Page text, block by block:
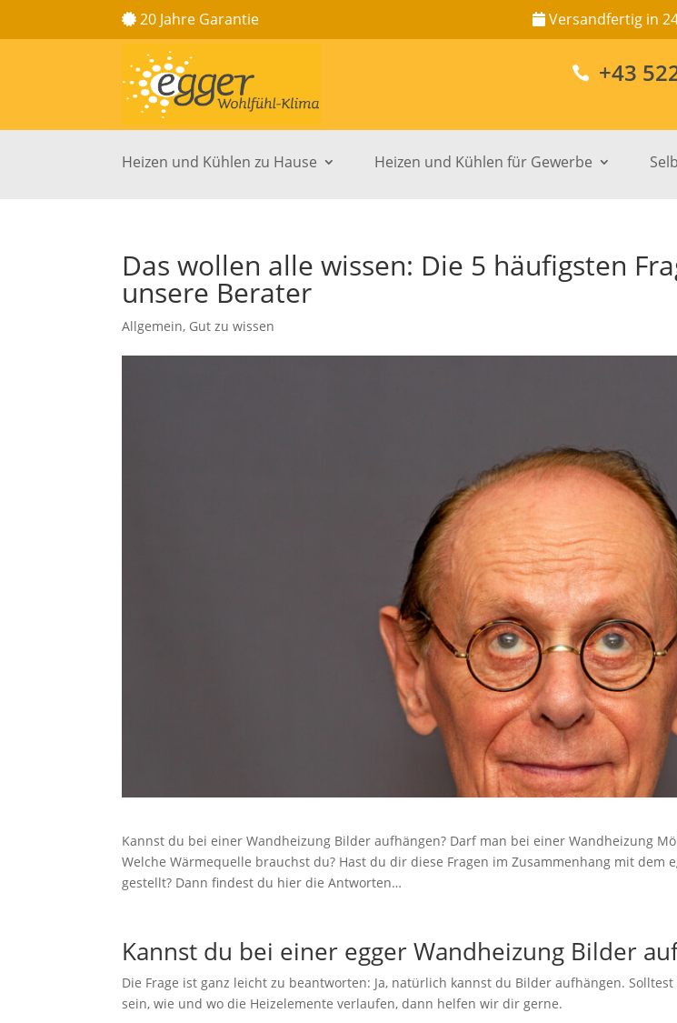
20 Jahre Garantie Versandfertig in
 +43
Heizen und Kühlen zu Hause Heizen und Kühlen für Gewerbe
Das wollen alle wissen: Die 5 häufigsten
unsere Berater
Allgemein, Gut zu wissen
Kannst du bei einer Wandheizung Bilder aufhängen? Darf man bei einer Wandheizung
Welche Wärmequelle brauchst du? Hast du dir diese Fragen im Zusammenhang mit dem
gestellt? Dann findest du hier die Antworten…
Kannst du bei einer egger Wandheizung Bilder
Die Frage ist ganz leicht zu beantworten: Ja, natürlich kannst du Bilder aufhängen.
sein, wie und wo die Heizelemente verlaufen, dann helfen wir dir gerne.